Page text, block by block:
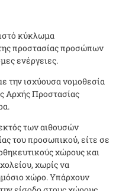
κύκλωμα
προστασίας προσώπων
ενέργειες.
την ισχύουσα νομοθεσία
Αρχής Προστασίας
των αιθουσών
του προσωπικού, είτε σε
χώρους και
χωρίς να
χώρο. Υπάρχουν